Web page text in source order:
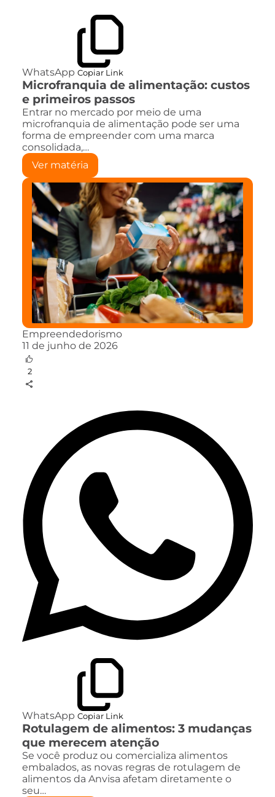
WhatsApp Copiar Link
Microfranquia de alimentação: custos
e primeiros passos
Entrar no mercado por meio de uma
microfranquia de alimentação pode ser uma
forma de empreender com uma marca
consolidada,…
Ver matéria
Empreendedorismo
11 de junho de 2026
2
WhatsApp Copiar Link
Rotulagem de alimentos: 3 mudanças
que merecem atenção
Se você produz ou comercializa alimentos
embalados, as novas regras de rotulagem de
alimentos da Anvisa afetam diretamente o
seu…